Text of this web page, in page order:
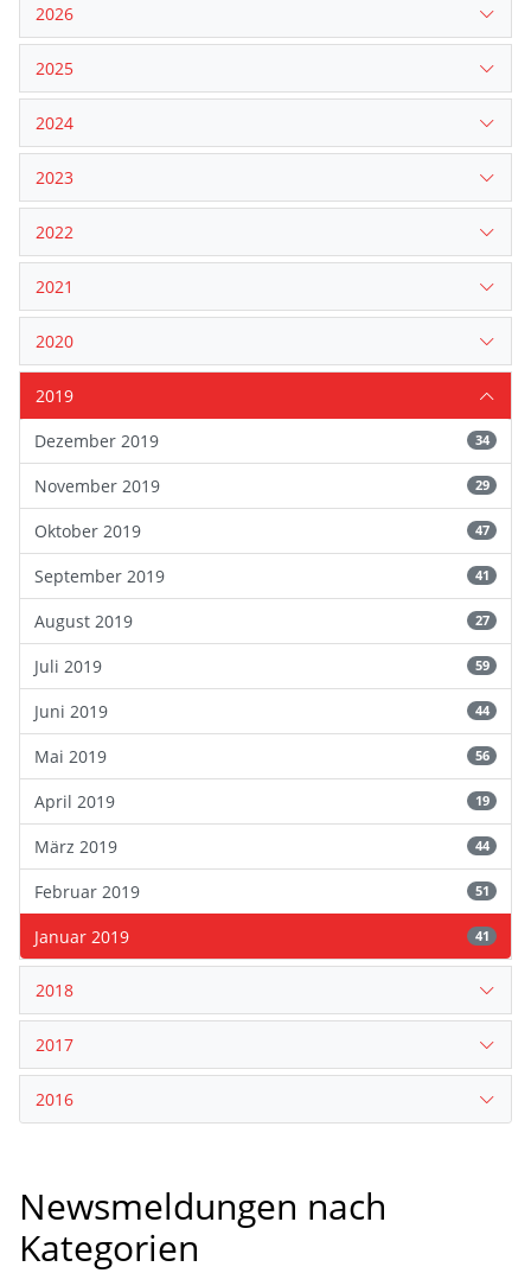
2026
2025
2024
2023
2022
2021
2020
2019
Dezember 2019
34
November 2019 29
Oktober 2019 47
September 2019 41
August 2019 27
Juli 2019 59
Juni 2019 44
Mai 2019 56
April 2019 19
März 2019 44
Februar 2019 51
Januar 2019 41
2018
2017
2016
Newsmeldungen nach
Kategorien